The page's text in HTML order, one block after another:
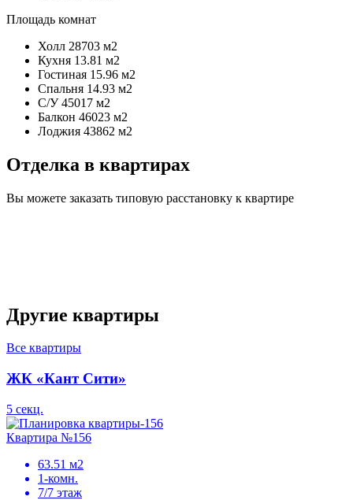
Площадь комнат
Холл 28703 м2
Кухня 13.81 м2
Гостиная 15.96 м2
Спальня 14.93 м2
С/У 45017 м2
Балкон 46023 м2
Лоджия 43862 м2
Отделка в квартирах
Вы можете заказать типовую расстановку к квартире
Другие квартиры
Все квартиры
ЖК «Кант Сити»
5 секц.
Квартира №156
63.51 м2
1-комн.
7/7 этаж